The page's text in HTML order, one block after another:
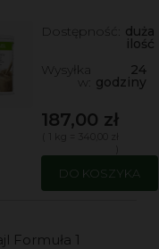
Dostępność: duża
ilość
Wysyłka
w:
24
godziny
187,00 zł
DO KOSZYKA
Formuła 1